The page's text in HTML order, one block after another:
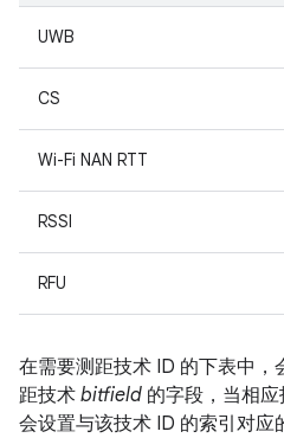
UWB
CS
Wi-Fi NAN RTT
RSSI
RFU
在需要测距技术 ID 的下表中，
距技术 bitfield 的字段，当相应
会设置与该技术 ID 的索引对应